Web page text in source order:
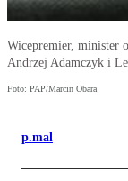
Wicepremier, minister
Andrzej Adamczyk i
Foto: PAP/Marcin Obara
p.mal